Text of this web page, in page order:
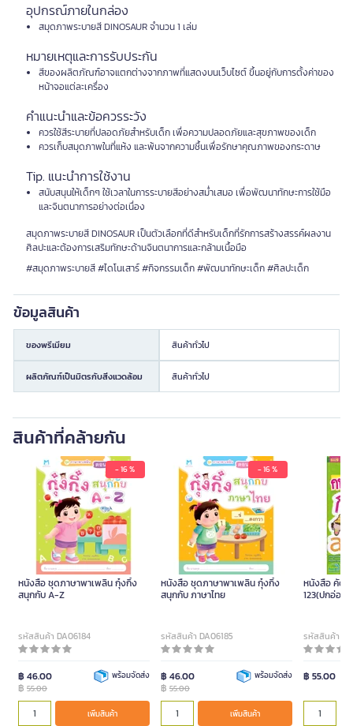
อุปกรณ์ภายในกล่อง
สมุดภาพระบายสี DINOSAUR จำนวน 1 เล่ม
หมายเหตุและการรับประกัน
สีของผลิตภัณฑ์อาจแตกต่างจากภาพที่แสดงบนเว็บไซต์ ขึ้นอยู่กับการตั้งค่าของ
หน้าจอแต่ละเครื่อง
คำแนะนำและข้อควรระวัง
ควรใช้สีระบายที่ปลอดภัยสำหรับเด็ก เพื่อความปลอดภัยและสุขภาพของเด็ก
ควรเก็บสมุดภาพในที่แห้ง และพ้นจากความชื้นเพื่อรักษาคุณภาพของกระดาษ
Tip. แนะนำการใช้งาน
สนับสนุนให้เด็กๆ ใช้เวลาในการระบายสีอย่างสม่ำเสมอ เพื่อพัฒนาทักษะการใช้มือ
และจินตนาการอย่างต่อเนื่อง
สมุดภาพระบายสี DINOSAUR เป็นตัวเลือกที่ดีสำหรับเด็กที่รักการสร้างสรรค์ผลงาน
ศิลปะและต้องการเสริมทักษะด้านจินตนาการและกล้ามเนื้อมือ
#สมุดภาพระบายสี #ไดโนเสาร์ #กิจกรรมเด็ก #พัฒนาทักษะเด็ก #ศิลปะเด็ก
ข้อมูลสินค้า
ของพรีเมียม สินค้าทั่วไป
ผลิตภัณฑ์เป็นมิตรกับสิ่งแวดล้อม สินค้าทั่วไป
สินค้าที่คล้ายกัน
- 16 %
หนังสือ ชุดภาษาพาเพลิน กุ๋งกิ๋ง
สนุกกับ A-Z
รหัสสินค้า DA06184
฿ 46.00
฿ 55.00
พร้อมจัดส่ง
เพิ่มสินค้า
- 16 %
หนังสือ ชุดภาษาพาเพลิน กุ๋งกิ๋ง
สนุกกับ ภาษาไทย
รหัสสินค้า DA06185
฿ 46.00
฿ 55.00
พร้อมจัดส่ง
เพิ่มสินค้า
หนังสือ คัดเ
123(ปกอ่อน)
รหัสสินค้า
฿ 55.00